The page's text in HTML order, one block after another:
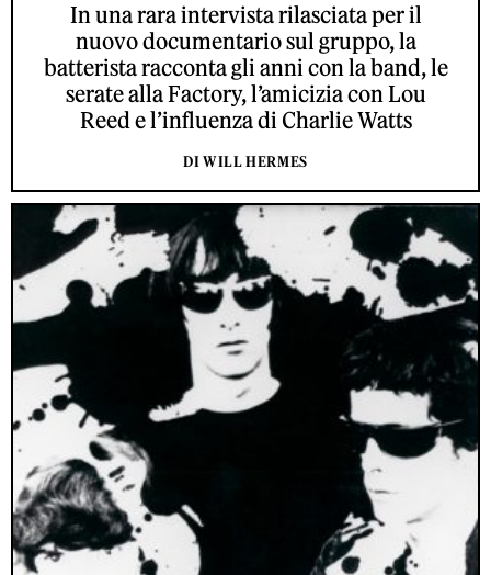
In una rara intervista rilasciata per il
nuovo documentario sul gruppo, la
batterista racconta gli anni con la band, le
serate alla Factory, l’amicizia con Lou
Reed e l’influenza di Charlie Watts
DI WILL HERMES